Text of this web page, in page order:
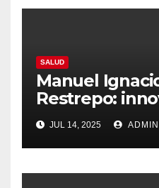
SALUD
Manuel
Restrepo:
quirúrgica
tratar el
JUL 14, 2025 ADMIN